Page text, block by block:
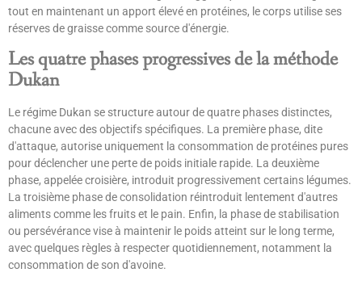
tout en maintenant un apport élevé en protéines, le corps utilise ses
réserves de graisse comme source d'énergie.
Les quatre phases progressives de la méthode
Dukan
Le régime Dukan se structure autour de quatre phases distinctes,
chacune avec des objectifs spécifiques. La première phase, dite
d'attaque, autorise uniquement la consommation de protéines pures
pour déclencher une perte de poids initiale rapide. La deuxième
phase, appelée croisière, introduit progressivement certains légumes.
La troisième phase de consolidation réintroduit lentement d'autres
aliments comme les fruits et le pain. Enfin, la phase de stabilisation
ou persévérance vise à maintenir le poids atteint sur le long terme,
avec quelques règles à respecter quotidiennement, notamment la
consommation de son d'avoine.